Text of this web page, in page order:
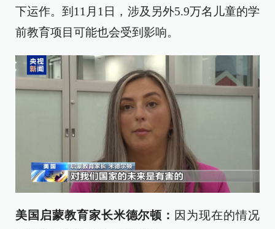
下运作。到11月1日，涉及另外5.9万名儿童的学
前教育项目可能也会受到影响。
美国启蒙教育家长米德尔顿： 因为现在的情况